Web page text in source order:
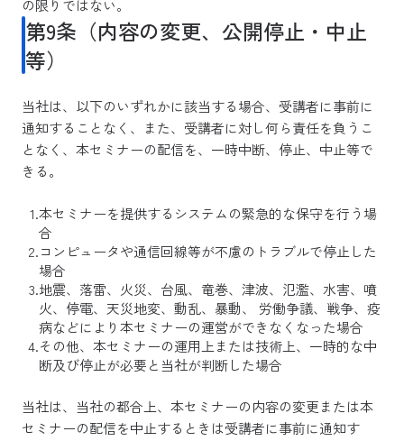
の限りではない。
第9条（内容の変更、公開停止・中止
等）
当社は、以下のいずれかに該当する場合、受講者に事前に
通知することなく、また、受講者に対し何ら責任を負うこ
となく、本セミナーの配信を、一時中断、停止、中止等で
きる。
本セミナーを提供するシステムの緊急的な保守を行う場
合
コンピュータや通信回線等が不慮のトラブルで停止した
場合
地震、落雷、火災、台風、竜巻、津波、氾濫、水害、噴
火、停電、天災地変、動乱、暴動、 労働争議、戦争、疫
病などにより本セミナーの運営ができなくなった場合
その他、本セミナーの運用上または技術上、一時的な中
断及び停止が必要と当社が判断した場合
当社は、当社の都合上、本セミナーの内容の変更または本
セミナーの配信を中止するときは受講者に事前に通知す